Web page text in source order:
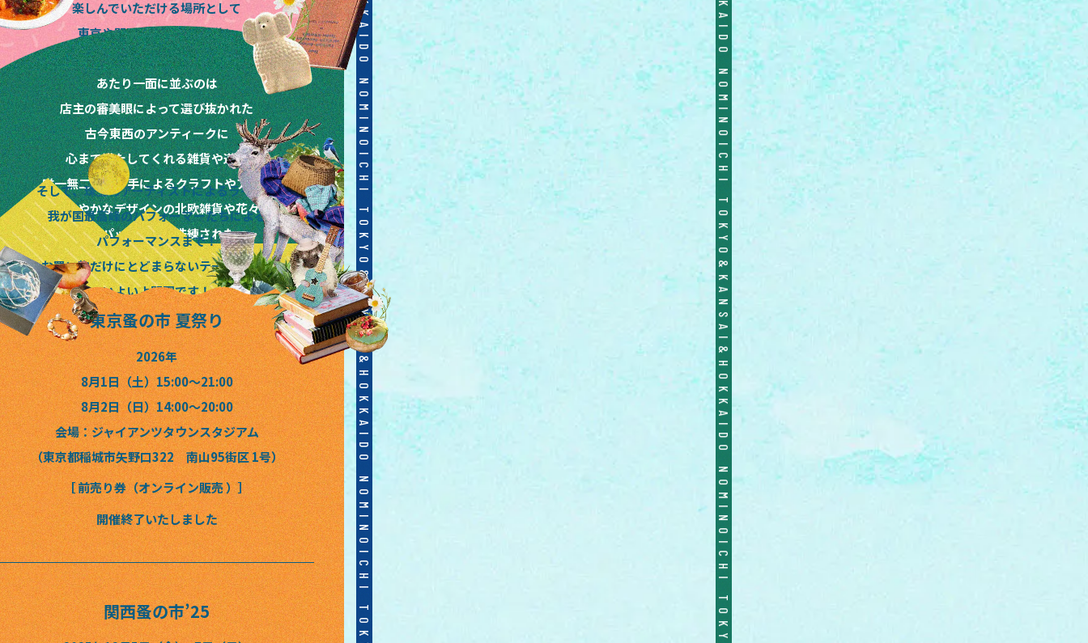
楽しんでいただける場所として
東京や関西、東海や北海道と
歩みを進めてきました
あたり一面に並ぶのは
店主の審美眼によって選び抜かれた
古今東西のアンティークに
心まで満たしてくれる雑貨や道具
唯一無二の作り手によるクラフトやアート
晴れやかなデザインの北欧雑貨や花々
味もパッケージも洗練された
絶品フードやドリンクなど
そして、珠玉のアーティストによるライブと
我が国最高峰のパフォーマーたちによる
パフォーマンスまで！
お買い物だけにとどまらないテーマパーク
いよいよ開園です！
東京蚤の市 夏祭り
2026年
8月1日（土）15:00〜21:00
8月2日（日）14:00〜20:00
会場：ジャイアンツタウンスタジアム
（東京都稲城市矢野口322 南山95街区 1号）
［ 前売り券（オンライン販売 ）］
開催終了いたしました
関西蚤の市’25